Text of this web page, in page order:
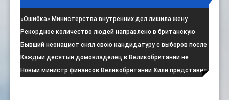
«Ошибка» Министерства внутренних дел лишила жену
итальянца права на пребывание в:
Рекордное количество людей направлено в британскую
программу по борьбе с радикал:
Бывший неонацист снял свою кандидатуру с выборов после
негативной реакции общест:
Каждый десятый домовладелец в Великобритании не
намерен соблюдать запрет на испо:
Новый министр финансов Великобритании Хили представит